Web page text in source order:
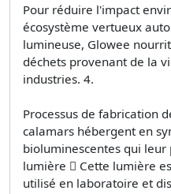
Pour réduire l'impact
écosystème vertueux
lumineuse, Glowee
déchets provenant de la
industries. 4.
Processus de fabrication
calamars hébergent en
bioluminescentes qui
lumière  Cette lumière
utilisé en laboratoire et